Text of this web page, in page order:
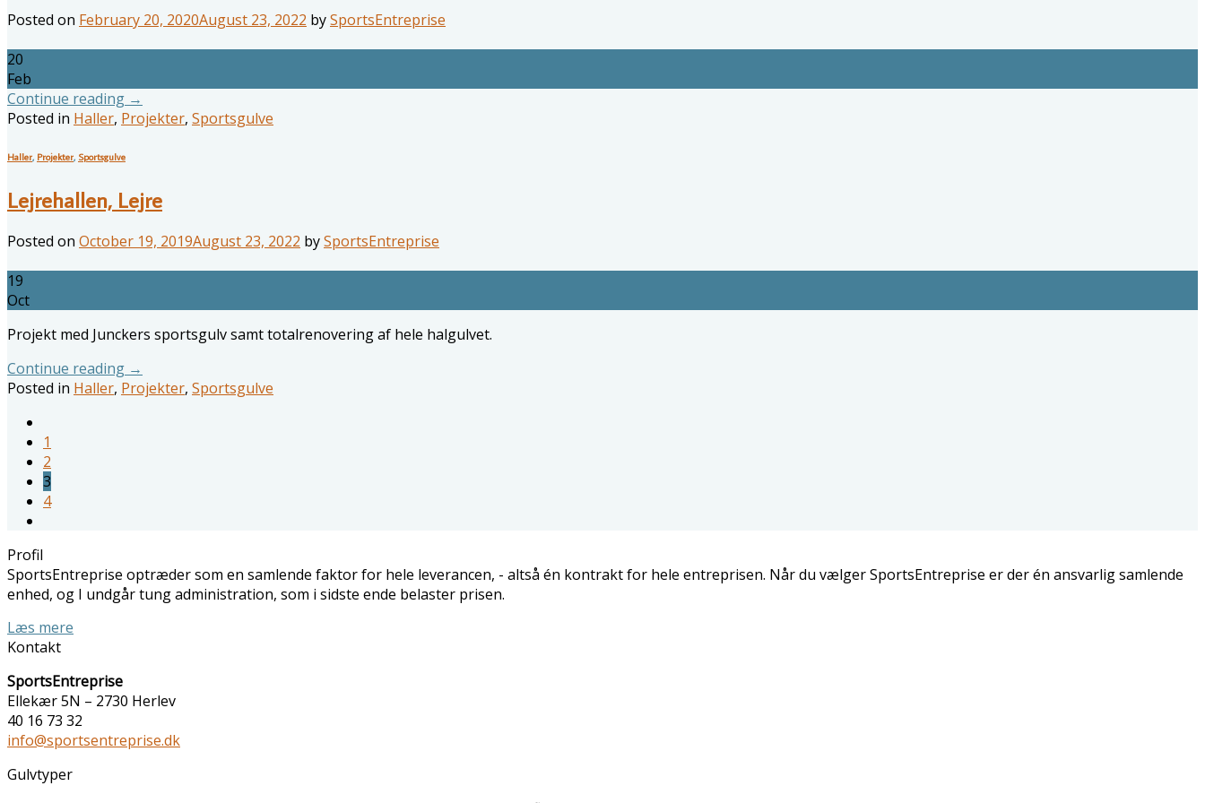
Posted on February 20, 2020August 23, 2022 bySportsEntreprise
20
Feb
Continue reading →
Posted in Haller, Projekter, Sportsgulve
Haller, Projekter, Sportsgulve
Lejrehallen, Lejre
Posted on October 19, 2019August 23, 2022 bySportsEntreprise
19
Oct
Projekt med Junckers sportsgulv samt totalrenovering af hele halgulvet.
Continue reading →
Posted in Haller, Projekter, Sportsgulve
1
2
3
4
Profil
SportsEntreprise optræder som en samlende faktor for hele leverancen, - altså én kontrakt for hele entreprisen. Når du vælger SportsEntreprise er der én ansvarlig samlende
enhed, og I undgår tung administration, som i sidste ende belaster prisen.
Læs mere
Kontakt
SportsEntreprise
Ellekær 5N – 2730 Herlev
40 16 73 32
info@sportsentreprise.dk
Gulvtyper